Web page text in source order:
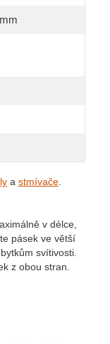
a stmívače
v délce,
pásek ve větší
svítivosti.
z obou stran.